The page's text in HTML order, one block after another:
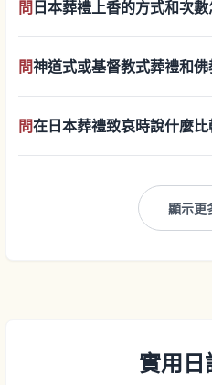
問 日本葬禮上香的方式和次數
問神道式或基督教式葬禮和
問在日本葬禮致哀時說什麼比
顯示更
實用日